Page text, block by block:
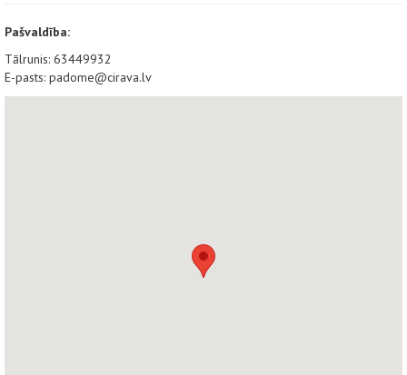
Pašvaldība:
Tālrunis: 63449932
E-pasts: padome@cirava.lv